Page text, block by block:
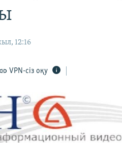
12:16
VPN-сіз оқу